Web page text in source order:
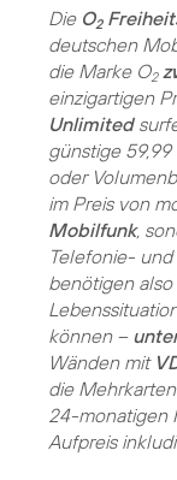
Die O2
deutschen
die Marke O2
einzigartigen
Unlimited
günstige
oder
im Preis von
Mobilfunk,
Telefonie-
benötigen also
können –
Wänden mit
die
24-monatigen
Aufpreis